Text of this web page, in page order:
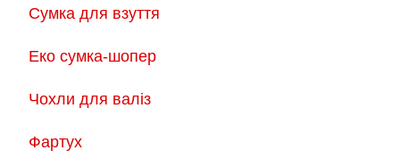
Сумка для взуття
Еко сумка-шопер
Чохли для валіз
Фартух